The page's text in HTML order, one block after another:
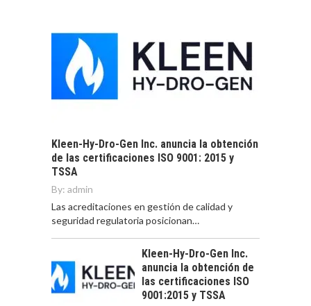
Kleen-Hy-Dro-Gen Inc. anuncia la obtención
de las certificaciones ISO 9001: 2015 y
TSSA
By: admin
Las acreditaciones en gestión de calidad y
seguridad regulatoria posicionan…
Kleen-Hy-Dro-Gen Inc.
anuncia la obtención de
las certificaciones ISO
9001:2015 y TSSA